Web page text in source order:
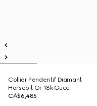
Collier Pendentif Diamant
Horsebit Or 18k Gucci
CA$6,485